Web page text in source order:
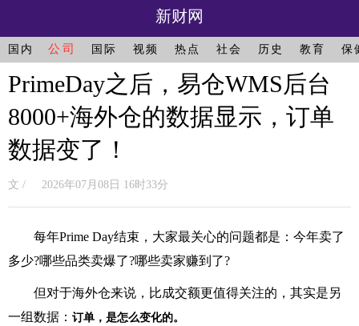
新财网
国内 公司 国际 视频 热点 社会 历史 教育 保
PrimeDay之后，易仓WMS后台
8000+海外仓的数据显示，订单
数据变了！
文 / 2026年07月08日 16时33分
每年Prime Day结束，大家最关心的问题都是：今年卖了
多少?哪些品类卖爆了?哪些卖家赚到了?
但对于海外仓来说，比成交额更值得关注的，其实是另
一组数据： 订单，是怎么变化的。